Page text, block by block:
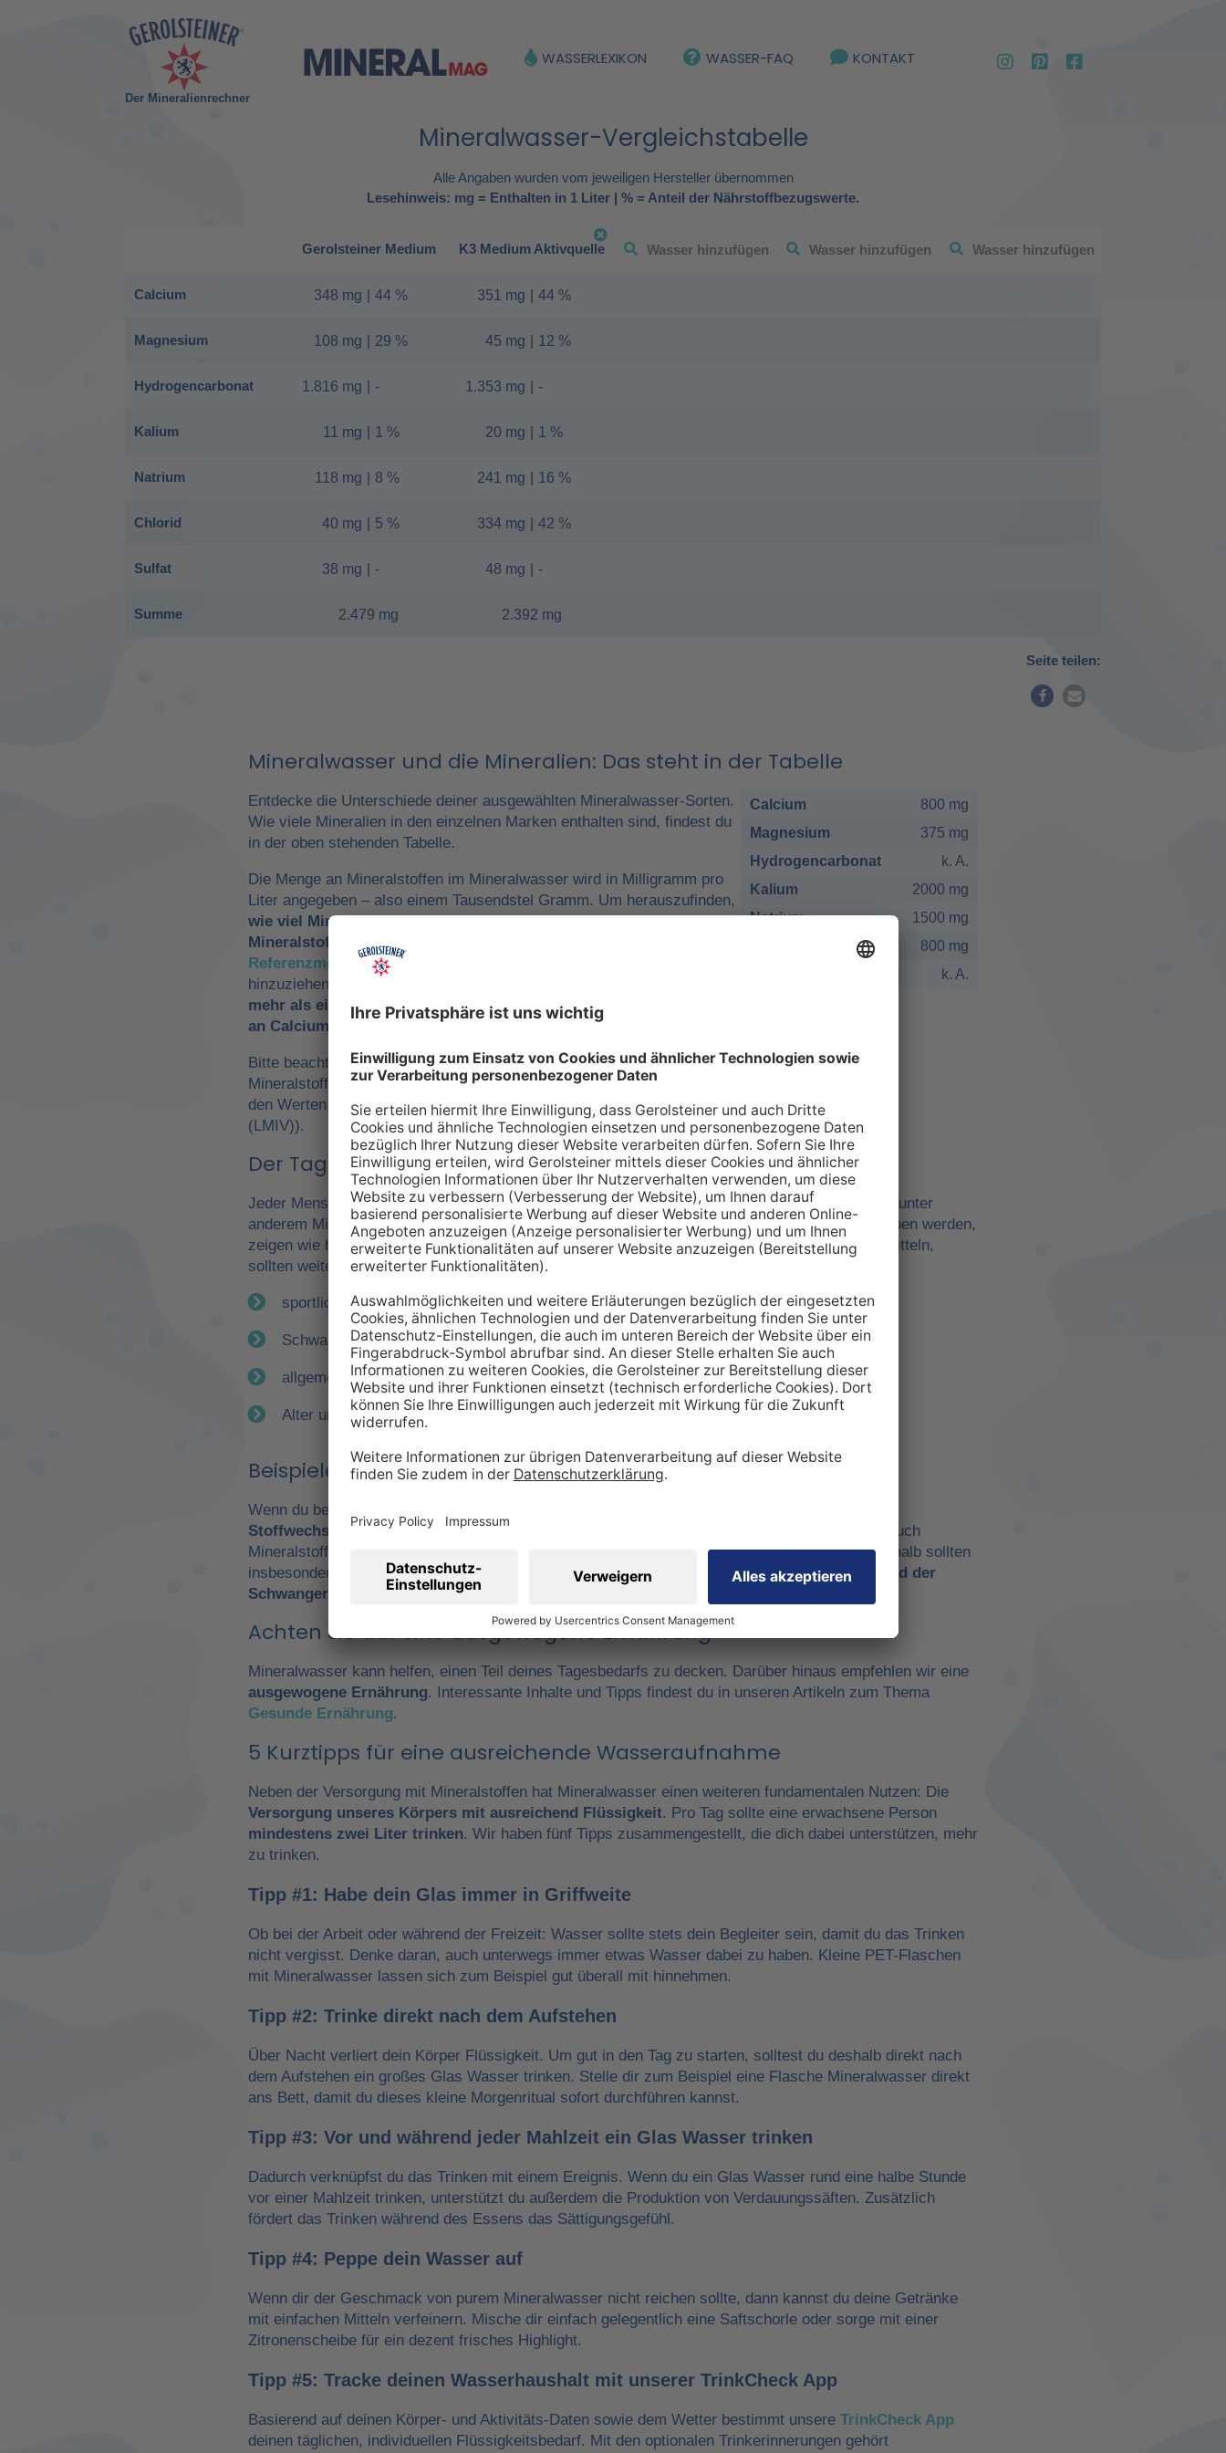
Der Mineralienrechner
WASSERLEXIKON WASSER-FAQ KONTAKT
Mineralwasser-Vergleichstabelle
Alle Angaben wurden vom jeweiligen Hersteller übernommen
Lesehinweis: mg = Enthalten in 1 Liter | % = Anteil der Nährstoffbezugswerte.
Calcium
Magnesium
Hydrogencarbonat
Kalium
Natrium
Chlorid
Sulfat
Summe
Gerolsteiner Medium
348 mg 44 %
108 mg 29 %
1.816 mg -
11 mg 1 %
118 mg 8 %
40 mg 5 %
38 mg -
2.479 mg
K3 Medium Aktivquelle
351 mg 44 %
45 mg 12 %
1.353 mg -
20 mg 1 %
241 mg 16 %
334 mg 42 %
48 mg -
2.392 mg
Seite teilen:
Mineralwasser und die Mineralien: Das steht in der Tabelle
Entdecke die Unterschiede deiner ausgewählten Mineralwasser-Sorten.
Wie viele Mineralien in den einzelnen Marken enthalten sind, findest du
in der oben stehenden Tabelle.
Die Menge an Mineralstoffen im Mineralwasser wird in Milligramm pro
Liter angegeben – also einem Tausendstel Gramm. Um herauszufinden,
wie viel Mineralwasser man für eine ausreichende
Mineralstoffzufuhrzu sich nehmen muss, kann man die
Referenzmengen für die tägliche Zufuhr von Mineralstoffen
hinzuziehen. So würde zum Beispiel
mehr als ein Drittel des empfohlenen Nährstoffbezugwerts (NRV)
an Calcium und Magnesium
Bitte beachte, dass es sich bei den Angaben in der Tabelle zu den
Mineralstoffen um Referenzwertehandelt. Wir orientieren uns dabei an
den Werten der Europäischen Union (EU-Verordnung Nr. 1169/2011
(LMIV)).
Calcium
800 mg
Magnesium
375 mg
Hydrogencarbonat
k. A.
Kalium
2000 mg
Natrium
1500 mg
800 mg
k. A.
Der Tagesbedarf an Mineralien – so individuell wie Sie selbst
Jeder Mensch hat einen individuellen Bedarf an Mineralstoffen, der über verschiedene Quellen, unter
anderem Mineralwasser, gedeckt werden kann. Die Inhaltsstoffe, die in unserer Tabelle angegeben werden,
zeigen wie bereits erwähnt lediglich einen Richtwert. Um den tatsächlichen Tagesbedarf zu ermitteln,
sollten weitere Faktoren miteinbezogen werden:
sportliche Betätigung
Schwangerschaft
allgemeiner Gesundheitszustand
Alter und Geschlecht
Beispiele für einen Mehrbedarf an Mineralstoffen
Wenn du beispielsweise viel
Stoffwechsel
. Daraus ergibt sich ein höherer Bedarf an Nährstoffen wie Vitaminen aber eben auch
Mineralstoffen. Gerade Natrium, Calcium oder Magnesium sind in diesem Kontext wichtig. Deshalb sollten
insbesondere Leistungssportler auf eine ausreichende Zufuhr achtgeben. Ebenso ist eswährend der
Schwangerschaft
wichtig, den veränderten Bedarf zu berücksichtigen.
Achten Sie auf eine ausgewogene Ernährung
Mineralwasser kann helfen, einen Teil deines Tagesbedarfs zu decken. Darüber hinaus empfehlen wir eine
ausgewogene Ernährung. Interessante Inhalte und Tipps findest du in unseren Artikeln zum Thema
Gesunde Ernährung.
5 Kurztipps für eine ausreichende Wasseraufnahme
Neben der Versorgung mit Mineralstoffen hat Mineralwasser einen weiteren fundamentalen Nutzen: Die
Versorgung unseres Körpers mit ausreichend Flüssigkeit. Pro Tag sollte eine erwachsene Person
mindestens zwei Liter trinken. Wir haben fünf Tipps zusammengestellt, die dich dabei unterstützen, mehr
zu trinken.
Tipp #1: Habe dein Glas immer in Griffweite
Ob bei der Arbeit oder während der Freizeit: Wasser sollte stets dein Begleiter sein, damit du das Trinken
nicht vergisst. Denke daran, auch unterwegs immer etwas Wasser dabei zu haben. Kleine PET-Flaschen
mit Mineralwasser lassen sich zum Beispiel gut überall mit hinnehmen.
Tipp #2: Trinke direkt nach dem Aufstehen
Über Nacht verliert dein Körper Flüssigkeit. Um gut in den Tag zu starten, solltest du deshalb direkt nach
dem Aufstehen ein großes Glas Wasser trinken. Stelle dir zum Beispiel eine Flasche Mineralwasser direkt
ans Bett, damit du dieses kleine Morgenritual sofort durchführen kannst.
Tipp #3: Vor und während jeder Mahlzeit ein Glas Wasser trinken
Dadurch verknüpfst du das Trinken mit einem Ereignis. Wenn du ein Glas Wasser rund eine halbe Stunde
vor einer Mahlzeit trinken, unterstützt du außerdem die Produktion von Verdauungssäften. Zusätzlich
fördert das Trinken während des Essens das Sättigungsgefühl.
Tipp #4: Peppe dein Wasser auf
Wenn dir der Geschmack von purem Mineralwasser nicht reichen sollte, dann kannst du deine Getränke
mit einfachen Mitteln verfeinern. Mische dir einfach gelegentlich eine Saftschorle oder sorge mit einer
Zitronenscheibe für ein dezent frisches Highlight.
Tipp #5: Tracke deinen Wasserhaushalt mit unserer TrinkCheck App
Basierend auf deinen Körper- und Aktivitäts-Daten sowie dem Wetter bestimmt unsere TrinkCheck App
deinen täglichen, individuellen Flüssigkeitsbedarf. Mit den optionalen Trinkerinnerungen gehört